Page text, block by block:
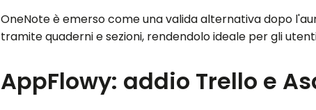
OneNote è emerso come una valida alternativa dopo
tramite quaderni e sezioni, rendendolo ideale per gli
AppFlowy: addio Trello e